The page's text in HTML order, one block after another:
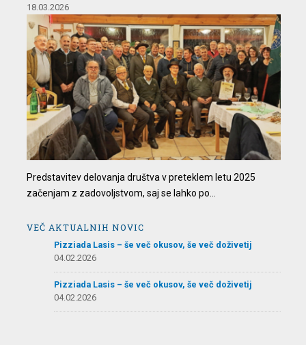
18.03.2026
Predstavitev delovanja društva v preteklem letu 2025
začenjam z zadovoljstvom, saj se lahko po...
VEČ AKTUALNIH NOVIC
Pizziada Lasis – še več okusov, še več doživetij
04.02.2026
Pizziada Lasis – še več okusov, še več doživetij
04.02.2026